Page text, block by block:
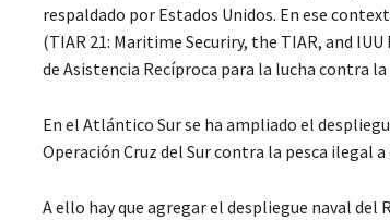
respaldado por Estados Unidos. En ese
(TIAR 21: Maritime Securiry, the TIAR, and
de Asistencia Recíproca para la lucha contra
En el Atlántico Sur se ha ampliado el
Operación Cruz del Sur contra la pesca ilegal a
A ello hay que agregar el despliegue naval